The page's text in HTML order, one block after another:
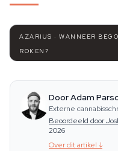
AZARIUS · WANNEER
ROKEN?
Door Adam
Externe
Beoordeeld door
2026
Over dit artikel ↓